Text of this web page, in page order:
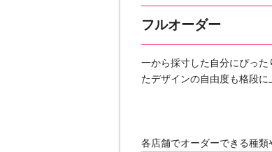
フルオーダー
一から採寸した自分にぴっ
たデザインの自由度も格段に
各店舗でオーダーできる種